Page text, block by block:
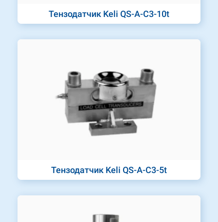
Тензодатчик Keli QS-A-C3-10t
Тензодатчик Keli QS-A-C3-5t